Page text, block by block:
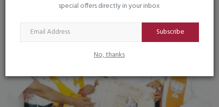
special offers directly in your inbox
Subscribe
No, thanks